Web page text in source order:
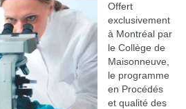
Offert
exclusivement
à Montréal par
le Collège de
Maisonneuve,
le programme
en Procédés
et qualité des